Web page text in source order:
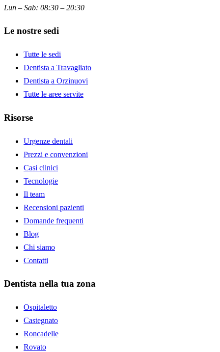
Lun – Sab: 08:30 – 20:30
Le nostre sedi
Tutte le sedi
Dentista a Travagliato
Dentista a Orzinuovi
Tutte le aree servite
Risorse
Urgenze dentali
Prezzi e convenzioni
Casi clinici
Tecnologie
Il team
Recensioni pazienti
Domande frequenti
Blog
Chi siamo
Contatti
Dentista nella tua zona
Ospitaletto
Castegnato
Roncadelle
Rovato